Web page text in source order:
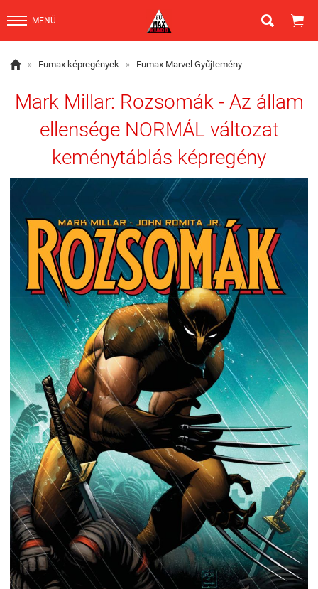
MENÜ  
 » Fumax képregények » Fumax Marvel Gyűjtemény
Mark Millar: Rozsomák - Az állam
ellensége NORMÁL változat
keménytáblás képregény